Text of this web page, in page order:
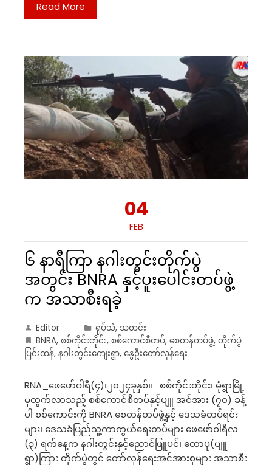
Read More
04
FEB
၆ နာရီကြာ နဂါးတွင်းတိုက်ပွဲ
အတွင်း BNRA နှင့်ပူးပေါင်းတပ်ဖွဲ့
က အသာစီးရခဲ့
Editor ရုပ်သံ, သတင်း
BNRA, စစ်ကိုင်းတိုင်း, စစ်ကောင်စီတပ်, စေတန်တပ်ဖွဲ့, တိုက်ပွဲ
ပြင်းထန်, နဂါးတွင်းကျေးရွာ, နွေဦးတော်လှန်ရေး
RNA_ဖေဖော်ဝါရီ(၄)၊၂၀၂၄ခုနှစ်။ စစ်ကိုင်းတိုင်း၊ မုံရွာမြို့
မှထွက်လာသည့် စစ်ကောင်စီတပ်နှင့်ပျူ အင်အား (၇၀) ခန့်
ပါ စစ်ကောင်းကို BNRA စေတန်တပ်ဖွဲ့နှင့် ဒေသခံတပ်ရင်း
များ၊ ဒေသခံပြည်သူ့ကာကွယ်ရေးတပ်များ ဖေဖော်ဝါရီလ
(၃) ရက်နေ့က နဂါးတွင်းနှင့်ညောင်ဖြူပင်၊ တောပု(ပျူ
ရွာ)ကြား တိုက်ပွဲတွင် တော်လှန်ရေးအင်အားစုများ အသာစီး